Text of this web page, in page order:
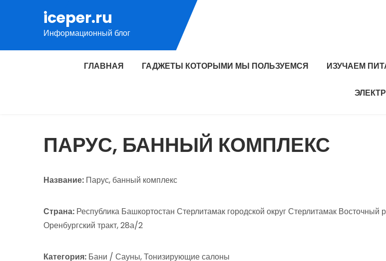
содержимому
iceper.ru
Информационный блог
ГЛАВНАЯ ГАДЖЕТЫ КОТОРЫМИ МЫ ПОЛЬЗУЕМСЯ ИЗУЧАЕМ
ПАРУС, БАННЫЙ КОМПЛЕКС
Название: Парус, банный комплекс
Страна: Республика Башкортостан Стерлитамак городской округ Стерлитамак Восточный
Оренбургский тракт, 28а/2
Категория: Бани / Сауны, Тонизирующие салоны